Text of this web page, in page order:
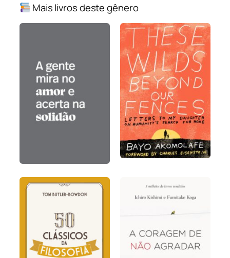
Mais livros deste gênero